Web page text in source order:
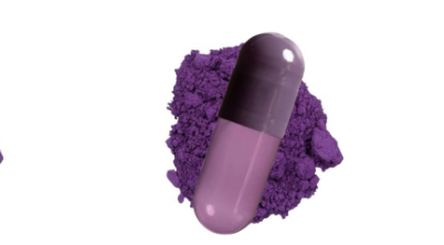
CITEȘTE MAI MULT